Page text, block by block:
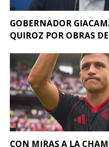
GOBERNADOR
QUIROZ POR OBRAS
CON MIRAS A LA